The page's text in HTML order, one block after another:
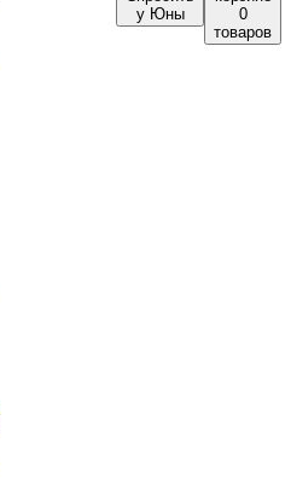
у Юны
0
товаров